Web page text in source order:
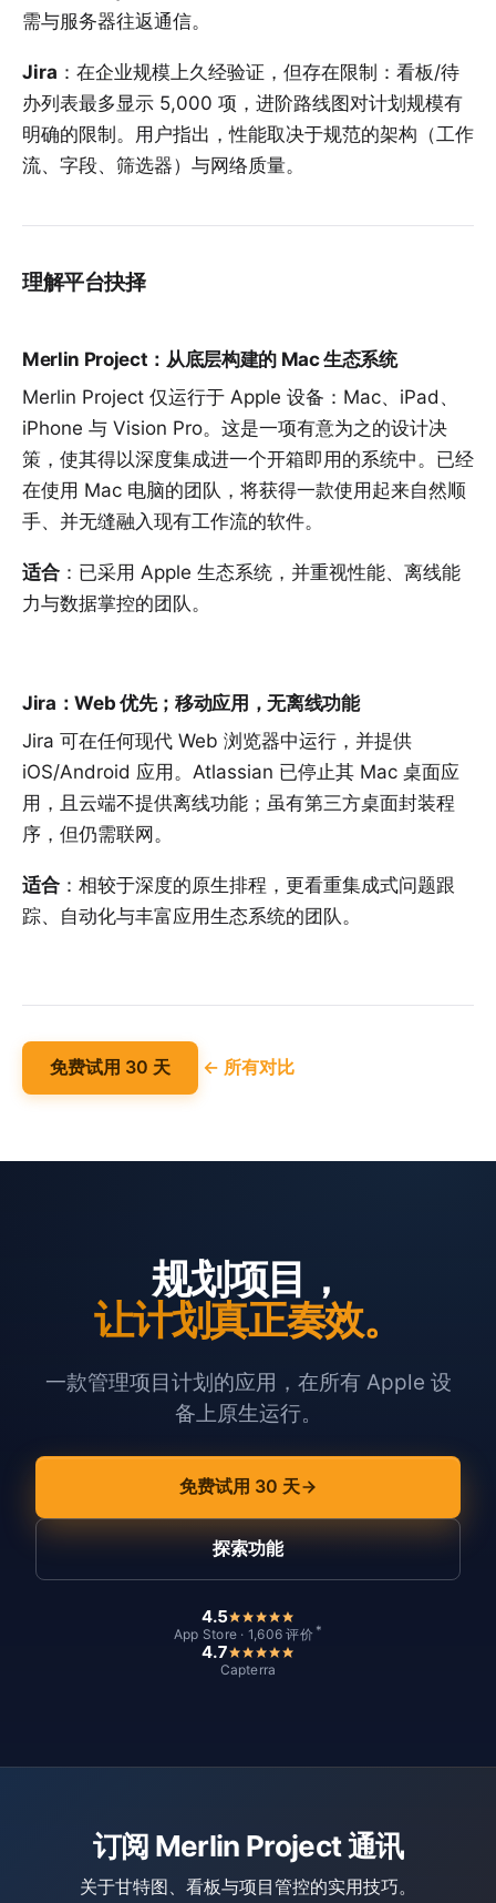
需与服务器往返通信。
Jira ：在企业规模上久经验证，但存在限制：看板/待
办列表最多显示 5,000 项，进阶路线图对计划规模有
明确的限制。用户指出，性能取决于规范的架构（工作
流、字段、筛选器）与网络质量。
理解平台抉择
Merlin Project：从底层构建的 Mac 生态系统
Merlin Project 仅运行于 Apple 设备：Mac、iPad、
iPhone 与 Vision Pro。这是一项有意为之的设计决
策，使其得以深度集成进一个开箱即用的系统中。已经
在使用 Mac 电脑的团队，将获得一款使用起来自然顺
手、并无缝融入现有工作流的软件。
适合 ：已采用 Apple 生态系统，并重视性能、离线能
力与数据掌控的团队。
Jira：Web 优先；移动应用，无离线功能
Jira 可在任何现代 Web 浏览器中运行，并提供
iOS/Android 应用。Atlassian 已停止其 Mac 桌面应
用，且云端不提供离线功能；虽有第三方桌面封装程
序，但仍需联网。
适合 ：相较于深度的原生排程，更看重集成式问题跟
踪、自动化与丰富应用生态系统的团队。
免费试用 30 天 ← 所有对比
规划项目，
让计划真正奏效。
一款管理项目计划的应用，在所有 Apple 设
备上原生运行。
免费试用 30 天
探索功能
4.5
App Store · 1,606 评价 *
4.7
Capterra
订阅 Merlin Project 通讯
关于甘特图、看板与项目管控的实用技巧。